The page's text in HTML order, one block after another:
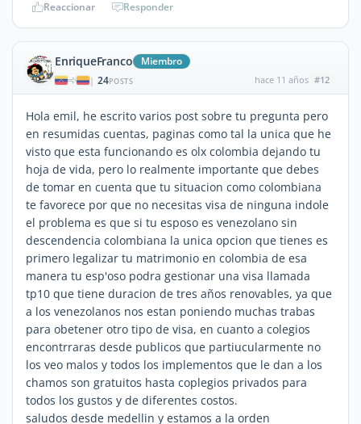
Reaccionar Responder
EnriqueFranco Miembro
| 24POSTS hace 11 años #12
Hola emil, he escrito varios post sobre tu pregunta pero
en resumidas cuentas, paginas como tal la unica que he
visto que esta funcionando es olx colombia dejando tu
hoja de vida, pero lo realmente importante que debes
de tomar en cuenta que tu situacion como colombiana
te favorece por que no necesitas visa de ninguna indole
el problema es que si tu esposo es venezolano sin
descendencia colombiana la unica opcion que tienes es
primero legalizar tu matrimonio en colombia de esa
manera tu esp'oso podra gestionar una visa llamada
tp10 que tiene duracion de tres años renovables, ya que
a los venezolanos nos estan poniendo muchas trabas
para obetener otro tipo de visa, en cuanto a colegios
encontrraras desde publicos que partiucularmente no
los veo malos y todos los implementos que le dan a los
chamos son gratuitos hasta coplegios privados para
todos los gustos y de diferentes costos.
saludos desde medellin y estamos a la orden